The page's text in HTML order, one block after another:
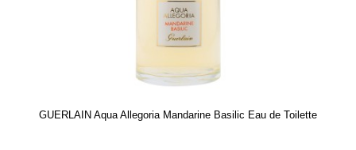
GUERLAIN Aqua Allegoria Mandarine Basilic Eau de Toilette